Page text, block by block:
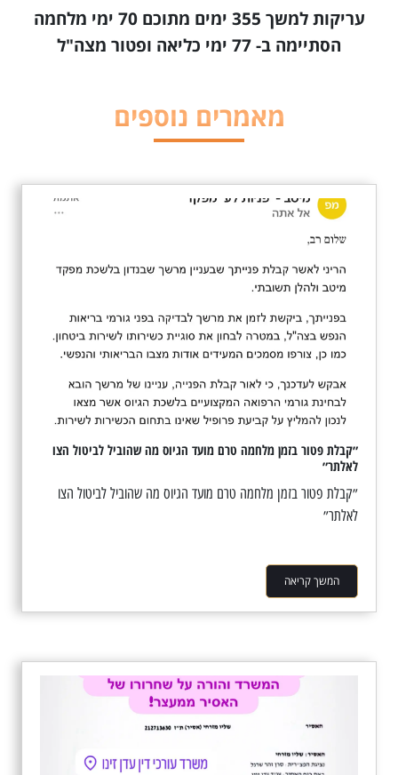
עריקות למשך 355 ימים מתוכם 70 ימי מלחמה
הסתיימה ב- 77 ימי כליאה ופטור מצה"ל
מאמרים נוספים
״קבלת פטור בזמן מלחמה טרם מועד הגיוס מה שהוביל לביטול הצו
לאלתר״
״קבלת פטור בזמן מלחמה טרם מועד הגיוס מה שהוביל לביטול הצו
לאלתר״
המשך קריאה